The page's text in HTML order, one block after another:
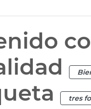
tres